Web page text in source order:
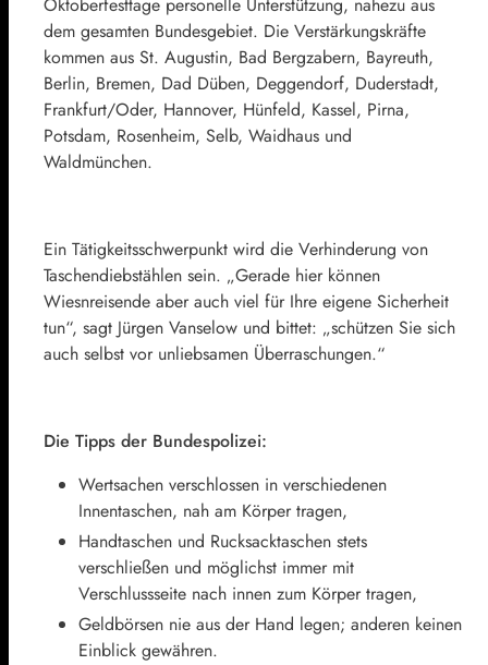
dem gesamten Bundesgebiet. Die Verstärkungskräfte
kommen aus St. Augustin, Bad Bergzabern, Bayreuth,
Berlin, Bremen, Dad Düben, Deggendorf, Duderstadt,
Frankfurt/Oder, Hannover, Hünfeld, Kassel, Pirna,
Potsdam, Rosenheim, Selb, Waidhaus und
Waldmünchen.
Ein Tätigkeitsschwerpunkt wird die Verhinderung von
Taschendiebstählen sein. „Gerade hier können
Wiesnreisende aber auch viel für Ihre eigene Sicherheit
tun“, sagt Jürgen Vanselow und bittet: „schützen Sie sich
auch selbst vor unliebsamen Überraschungen.“
Die Tipps der Bundespolizei:
Wertsachen verschlossen in verschiedenen
Innentaschen, nah am Körper tragen,
Handtaschen und Rucksacktaschen stets
verschließen und möglichst immer mit
Verschlussseite nach innen zum Körper tragen,
Geldbörsen nie aus der Hand legen; anderen keinen
Einblick gewähren.